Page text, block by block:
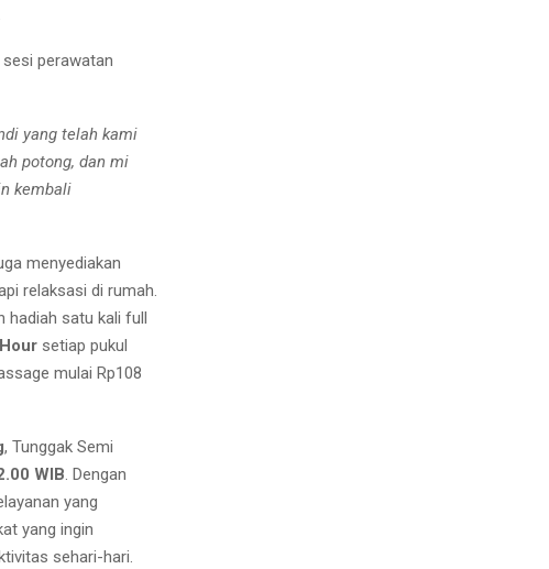
perawatan
yang telah kami
potong, dan mi
kembali
menyediakan
relaksasi di rumah.
hadiah satu kali full
setiap pukul
mulai Rp108
, Tunggak Semi
WIB. Dengan
yang
yang ingin
sehari-hari.